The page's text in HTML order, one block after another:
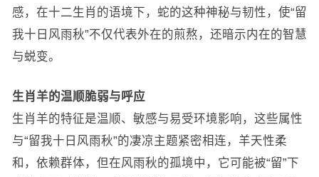
感，在十二生肖的语境下，蛇的这种神秘与韧性，使“留
我十日风雨秋”不仅代表外在的煎熬，还暗示内在的智慧
与蜕变。
生肖羊的温顺脆弱与呼应
生肖羊的特征是温顺、敏感与易受环境影响，这些属性
与“留我十日风雨秋”的凄凉主题紧密相连，羊天性柔
和，依赖群体，但在风雨秋的孤境中，它可能被“留”下